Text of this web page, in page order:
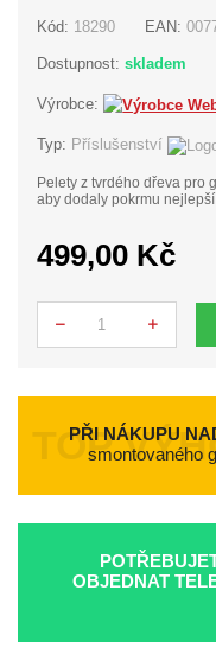
Kód: 18290 EAN:
Dostupnost:skladem
Výrobce:
Typ: Příslušenství
Pelety z tvrdého dřeva pro
aby dodaly pokrmu
499,00 Kč
PŘI NÁKUPU
smontovaného
OBJEDNAT